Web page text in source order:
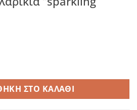
“sparkling bubbles” ποσότητα
ΣΤΟ ΚΑΛΆΘΙ